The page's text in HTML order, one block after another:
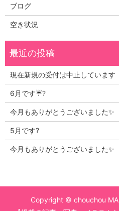
ブログ
空き状況
現在新規の受付は中止しています
6月です☔?
今月もありがとうございました✨
5月です?
今月もありがとうございました✨
Copyright © chouchou